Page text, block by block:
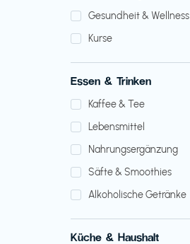
Gesundheit & Wellness
Kurse
Essen & Trinken
Kaffee & Tee
Lebensmittel
Nahrungsergänzung
Säfte & Smoothies
Alkoholische Getränke
Küche & Haushalt